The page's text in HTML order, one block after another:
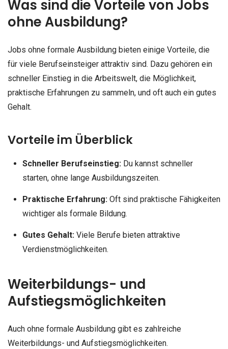
Was sind die Vorteile von Jobs
ohne Ausbildung?
Jobs ohne formale Ausbildung bieten einige Vorteile, die
für viele Berufseinsteiger attraktiv sind. Dazu gehören ein
schneller Einstieg in die Arbeitswelt, die Möglichkeit,
praktische Erfahrungen zu sammeln, und oft auch ein gutes
Gehalt.
Vorteile im Überblick
Schneller Berufseinstieg:Du kannst schneller
starten, ohne lange Ausbildungszeiten.
Praktische Erfahrung:Oft sind praktische Fähigkeiten
wichtiger als formale Bildung.
Gutes Gehalt:Viele Berufe bieten attraktive
Verdienstmöglichkeiten.
Weiterbildungs- und
Aufstiegsmöglichkeiten
Auch ohne formale Ausbildung gibt es zahlreiche
Weiterbildungs- und Aufstiegsmöglichkeiten.